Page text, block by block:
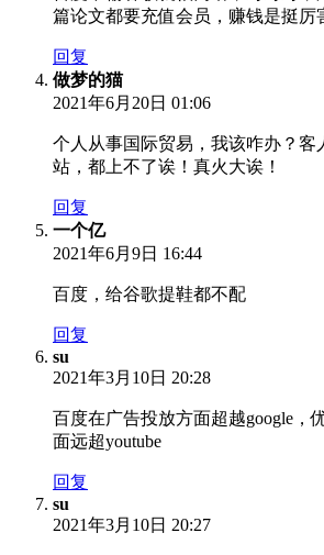
篇论文都要充值会员，赚钱是挺厉
回复
做梦的猫
2021年6月20日 01:06
个人从事国际贸易，我该咋办？客
站，都上不了诶！真火大诶！
回复
一个亿
2021年6月9日 16:44
百度，给谷歌提鞋都不配
回复
su
2021年3月10日 20:28
百度在广告投放方面超越google，
面远超youtube
回复
su
2021年3月10日 20:27